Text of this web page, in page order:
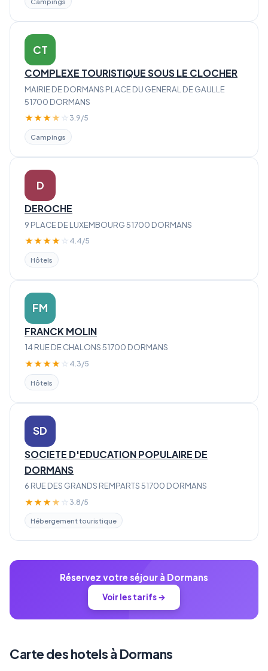
CT
COMPLEXE TOURISTIQUE SOUS LE CLOCHER
MAIRIE DE DORMANS PLACE DU GENERAL DE GAULLE
51700 DORMANS
★★★★ ☆ 3.9/5
Campings
D
DEROCHE
9 PLACE DE LUXEMBOURG 51700 DORMANS
★★★★ ☆ 4.4/5
Hôtels
FM
FRANCK MOLIN
14 RUE DE CHALONS 51700 DORMANS
★★★★ ☆ 4.3/5
Hôtels
SD
SOCIETE D'EDUCATION POPULAIRE DE
DORMANS
6 RUE DES GRANDS REMPARTS 51700 DORMANS
★★★★ ☆ 3.8/5
Hébergement touristique
Réservez votre séjour à Dormans
Voir les tarifs →
Carte des hotels à Dormans